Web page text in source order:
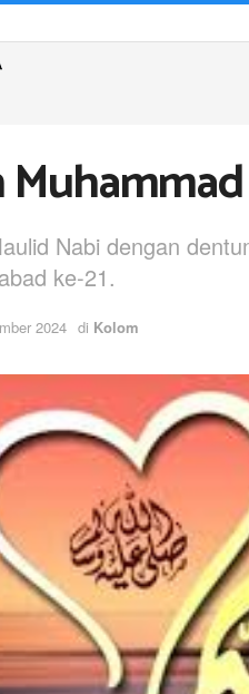
Nabi dengan
ke-21.
2024 di Kolom